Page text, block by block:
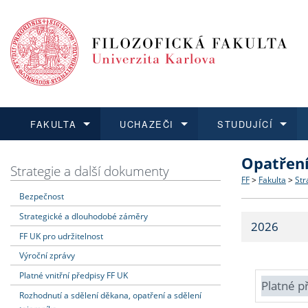
FAKULTA
Dozvědět se více
Struktura
Strategie
Fakultní
UCHAZEČI
Podat přihlášku
Co
Učitelské
STUDUJÍCÍ
Dozvědět se více
Dozvědět se více
O vědě a
Dozvědět se více
Aktuální
Strategie a další dokumenty
Bezpečnost
Strategické a dlouhodobé záměry
FF UK pro udržitelnost
Výroční zprávy
Platné vnitřní předpisy FF UK
Rozhodnutí a sdělení děkana, opatření a sdělení
FF > Fakulta >
2026
Platné